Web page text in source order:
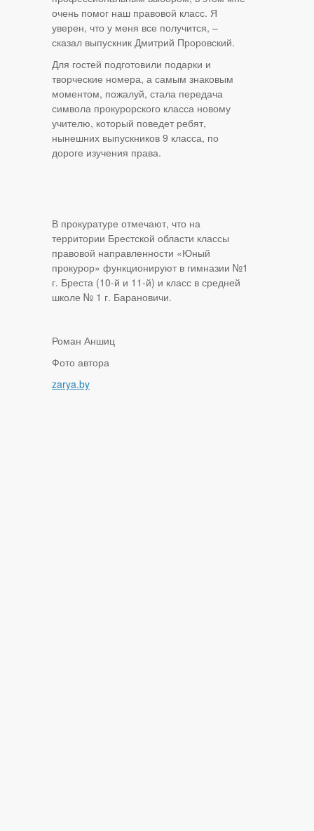
очень помог наш правовой класс. Я
уверен, что у меня все получится, –
сказал выпускник Дмитрий Проровский.
Для гостей подготовили подарки и
творческие номера, а самым знаковым
моментом, пожалуй, стала передача
символа прокурорского класса новому
учителю, который поведет ребят,
нынешних выпускников 9 класса, по
дороге изучения права.
В прокуратуре отмечают, что на
территории Брестской области классы
правовой направленности «Юный
прокурор» функционируют в гимназии №1
г. Бреста (10‑й и 11‑й) и класс в средней
школе № 1 г. Барановичи.
Роман Аншиц
Фото автора
zarya.by